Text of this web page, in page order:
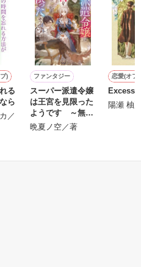
読む
！』🐥
顔は、なぜか想像以上に甘く
リー素材です。
です。
1位でした〜良かったら読ん
)
る
ら
／
ファンタジー
スーパー派遣令嬢
は王宮を見限った
ようです ～無能
上司に『お前はも
晩夏ノ空／著
恋愛(オフ
陽瀬 柚